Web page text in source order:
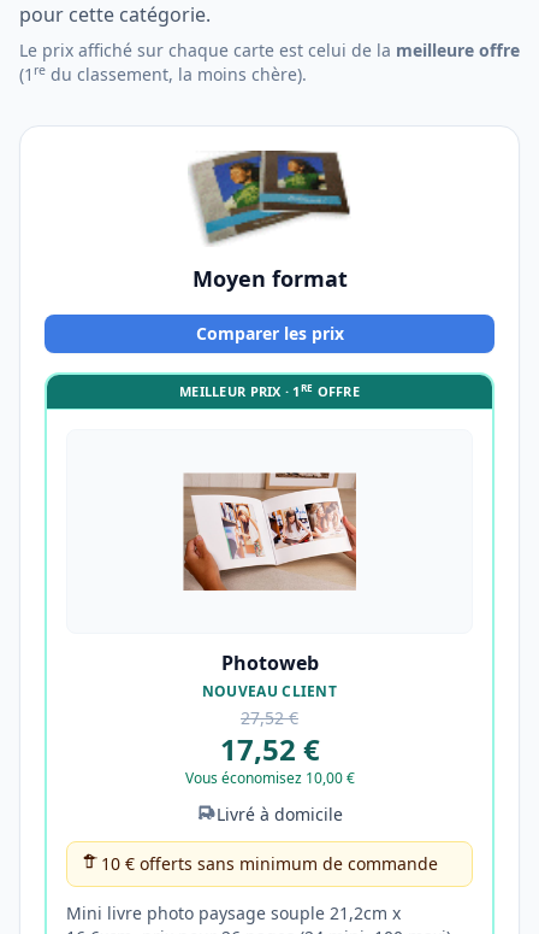
pour cette catégorie.
Le prix affiché sur chaque carte est celui de la meilleure offre
(1 re du classement, la moins chère).
Moyen format
Comparer les prix
MEILLEUR PRIX · 1RE OFFRE
Photoweb
NOUVEAU CLIENT
27,52 €
17,52 €
Vous économisez 10,00 €
Livré à domicile
10 € offerts sans minimum de commande
Mini livre photo paysage souple 21,2cm x